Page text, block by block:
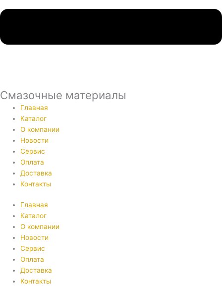
Смазочные материалы
Главная
Каталог
О компании
Новости
Сервис
Оплата
Доставка
Контакты
Главная
Каталог
О компании
Новости
Сервис
Оплата
Доставка
Контакты